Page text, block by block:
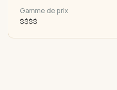
Gamme de prix
$$$$